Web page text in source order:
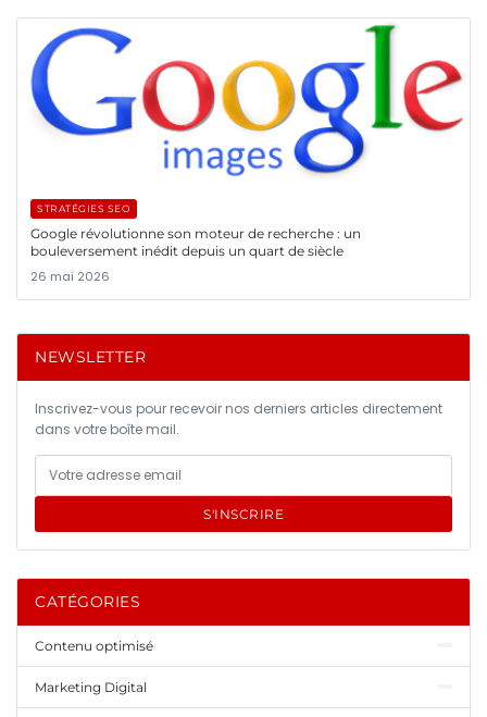
STRATÉGIES SEO
Google révolutionne son moteur de recherche : un
bouleversement inédit depuis un quart de siècle
26 mai 2026
NEWSLETTER
Inscrivez-vous pour recevoir nos derniers articles directement
dans votre boîte mail.
S'INSCRIRE
CATÉGORIES
Contenu optimisé
Marketing Digital